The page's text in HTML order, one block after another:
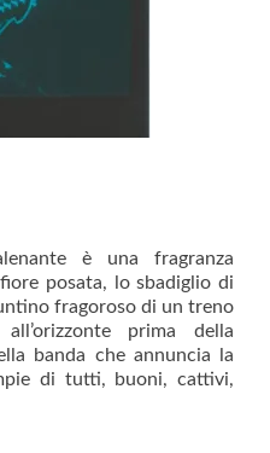
è una fragranza
posata, lo sbadiglio di
fragoroso di un treno
prima della
banda che annuncia la
di tutti, buoni, cattivi,